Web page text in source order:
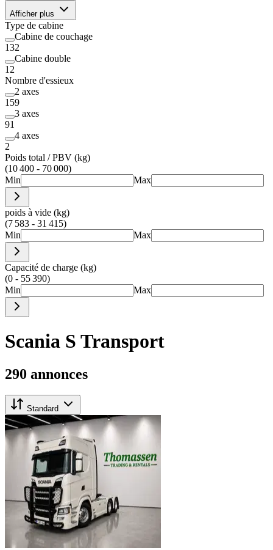
Afficher plus
Type de cabine
Cabine de couchage
132
Cabine double
12
Nombre d'essieux
2 axes
159
3 axes
91
4 axes
2
Poids total / PBV (kg)
(10 400 - 70 000)
Min
Max
poids à vide (kg)
(7 583 - 31 415)
Min
Max
Capacité de charge (kg)
(0 - 55 390)
Min
Max
Scania S Transport
290 annonces
Standard